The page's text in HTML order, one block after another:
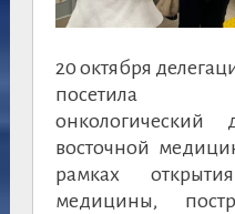
20 октября
посетила
восточной
рамках
медицины,